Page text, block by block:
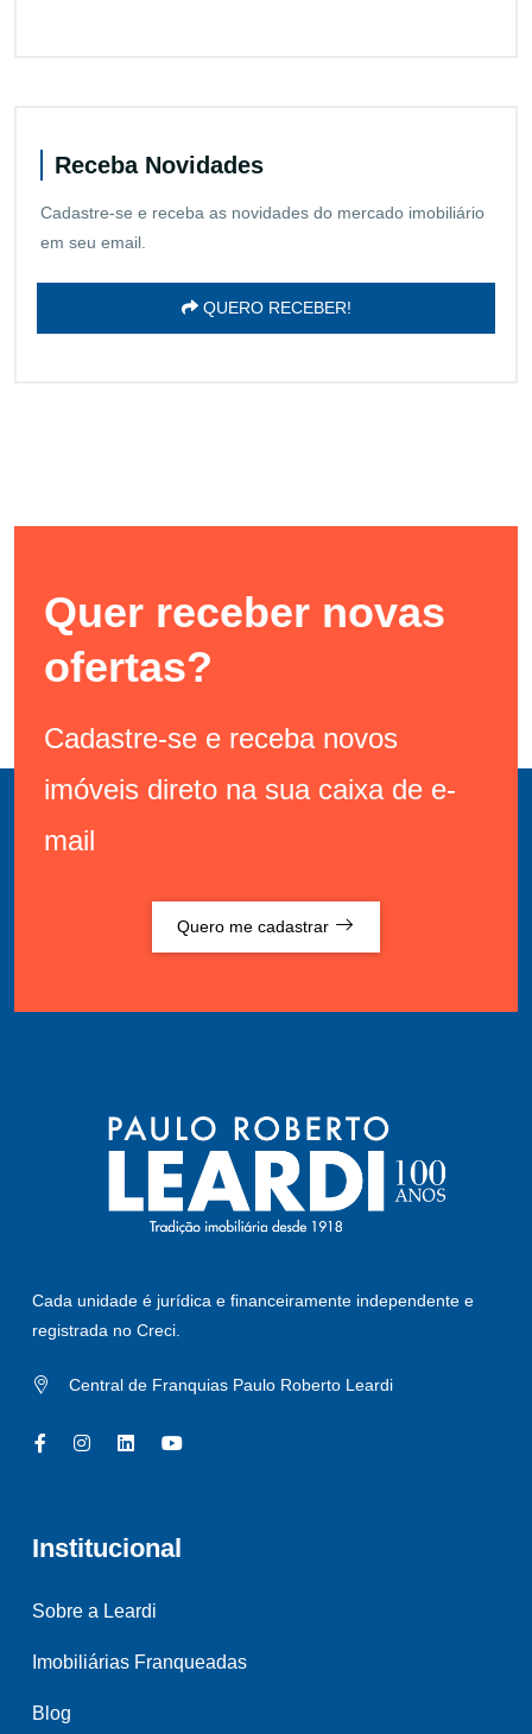
Receba Novidades
Cadastre-se e receba as novidades do mercado imobiliário
em seu email.
QUERO RECEBER!
Quer receber novas
ofertas?
Cadastre-se e receba novos
imóveis direto na sua caixa de e-
mail
Quero me cadastrar
Cada unidade é jurídica e financeiramente independente e
registrada no Creci.
Central de Franquias Paulo Roberto Leardi
Institucional
Sobre a Leardi
Imobiliárias Franqueadas
Blog